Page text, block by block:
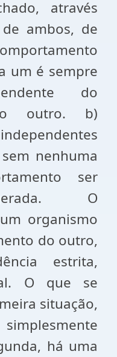
através
ambos, de
um é sempre
do
outro. b)
nenhuma
ser
O
organismo
do outro,
estrita,
O que se
situação,
há uma